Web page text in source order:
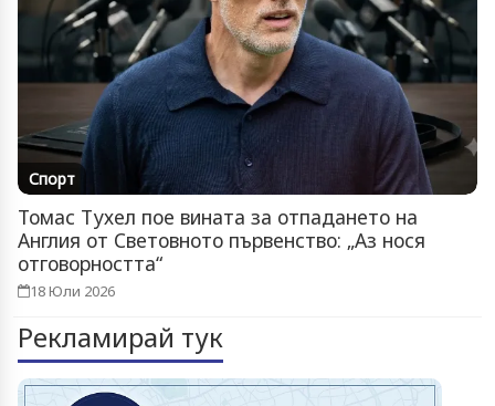
Спорт
Томас Тухел пое вината за отпадането на
Англия от Световното първенство: „Аз нося
отговорността“
18 Юли 2026
Рекламирай тук